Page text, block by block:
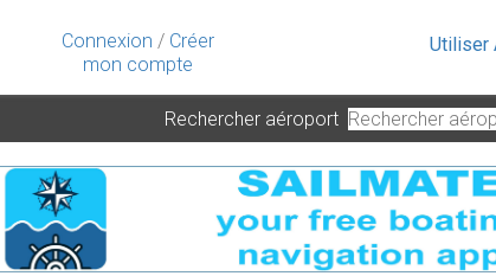
Connexion / Créer
mon compte
Utiliser
Rechercher aéroport